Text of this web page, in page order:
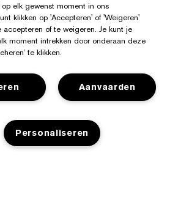
op elk gewenst moment in ons
klikken op 'Accepteren' of 'Weigeren'
accepteren of te weigeren. Je kunt je
moment intrekken door onderaan deze
te klikken.
Aanvaarden
Personaliseren